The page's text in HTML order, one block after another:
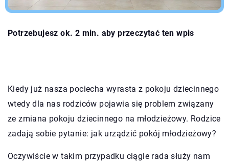
Potrzebujesz ok. 2 min. aby przeczytać ten wpis
Kiedy już nasza pociecha wyrasta z pokoju dziecinnego
wtedy dla nas rodziców pojawia się problem związany
ze zmiana pokoju dziecinnego na młodzieżowy. Rodzice
zadają sobie pytanie: jak urządzić pokój młodzieżowy?
Oczywiście w takim przypadku ciągle rada służy nam